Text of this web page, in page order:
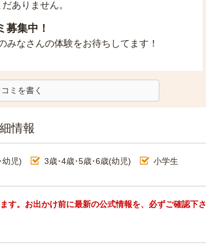
ありません。
募集中！
みなさんの体験をお待ちしてます！
ミを書く
情報
幼児) 3歳･4歳･5歳･6歳(幼児)
小学生
す。お出かけ前に最新の公式情報を、必ずご確認下さ